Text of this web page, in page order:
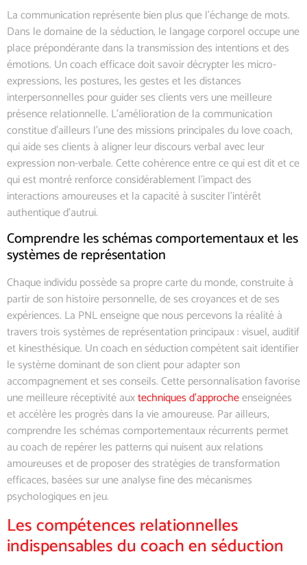
La communication représente bien plus que l’échange de mots.
Dans le domaine de la séduction, le langage corporel occupe une
place prépondérante dans la transmission des intentions et des
émotions. Un coach efficace doit savoir décrypter les micro-
expressions, les postures, les gestes et les distances
interpersonnelles pour guider ses clients vers une meilleure
présence relationnelle. L’amélioration de la communication
constitue d’ailleurs l’une des missions principales du love coach,
qui aide ses clients à aligner leur discours verbal avec leur
expression non-verbale. Cette cohérence entre ce qui est dit et ce
qui est montré renforce considérablement l’impact des
interactions amoureuses et la capacité à susciter l’intérêt
authentique d’autrui.
Comprendre les schémas comportementaux et les
systèmes de représentation
Chaque individu possède sa propre carte du monde, construite à
partir de son histoire personnelle, de ses croyances et de ses
expériences. La PNL enseigne que nous percevons la réalité à
travers trois systèmes de représentation principaux : visuel, auditif
et kinesthésique. Un coach en séduction compétent sait identifier
le système dominant de son client pour adapter son
accompagnement et ses conseils. Cette personnalisation favorise
une meilleure réceptivité auxtechniques d’approcheenseignées
et accélère les progrès dans la vie amoureuse. Par ailleurs,
comprendre les schémas comportementaux récurrents permet
au coach de repérer les patterns qui nuisent aux relations
amoureuses et de proposer des stratégies de transformation
efficaces, basées sur une analyse fine des mécanismes
psychologiques en jeu.
Les compétences relationnelles
indispensables du coach en séduction